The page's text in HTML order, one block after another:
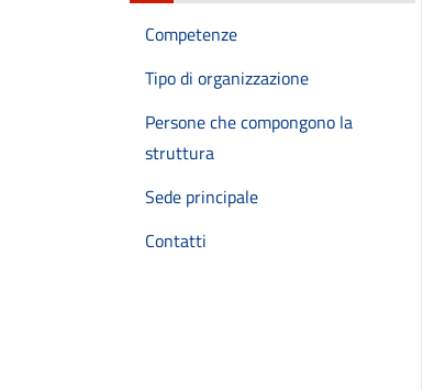
Competenze
Tipo di organizzazione
Persone che compongono la
struttura
Sede principale
Contatti